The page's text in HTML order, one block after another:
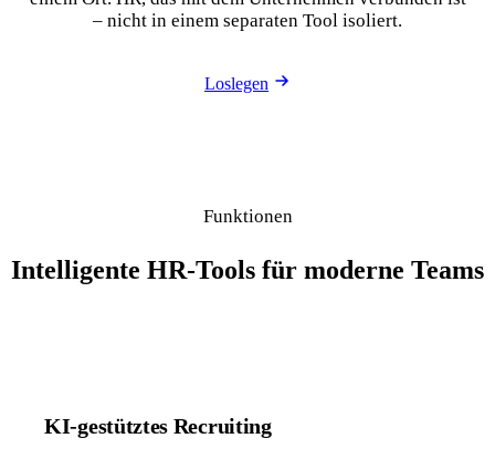
– nicht in einem separaten Tool isoliert.
Loslegen
Funktionen
Intelligente HR-Tools für moderne Teams
KI-gestütztes Recruiting